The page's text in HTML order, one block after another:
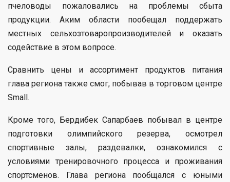
пчеловоды пожаловались на проблемы сбыта
продукции. Аким области пообещал поддержать
местных сельхозтоваропроизводителей и оказать
содействие в этом вопросе.
Сравнить цены и ассортимент продуктов питания
глава региона также смог, побывав в торговом центре
Small.
Кроме того, Бердибек Сапарбаев побывал в центре
подготовки олимпийского резерва, осмотрел
спортивные залы, раздевалки, ознакомился с
условиями тренировочного процесса и проживания
спортсменов. Глава региона пообщался с юными